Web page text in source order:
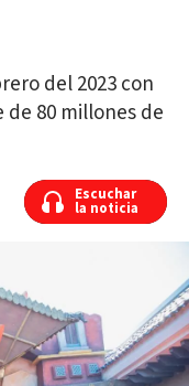
del 2023 con
de 80 millones de
Escuchar
la noticia
Escuchar
la noticia